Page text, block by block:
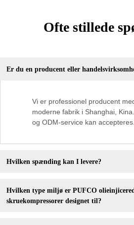
Ofte stillede
Er du en producent eller
Vi er professionel producent
moderne fabrik i Shanghai,
og ODM-service kan accepteres.
Hvilken spænding kan I levere?
Hvilken type miljø er PUFCO
skruekompressorer designet til?